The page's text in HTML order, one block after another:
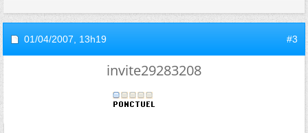
01/04/2007, 13h19 #3
invite29283208